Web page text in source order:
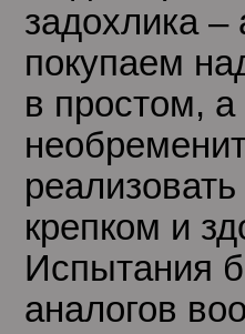
задохлика –
покупаем
в простом,
крепком и
Испытания
аналогов